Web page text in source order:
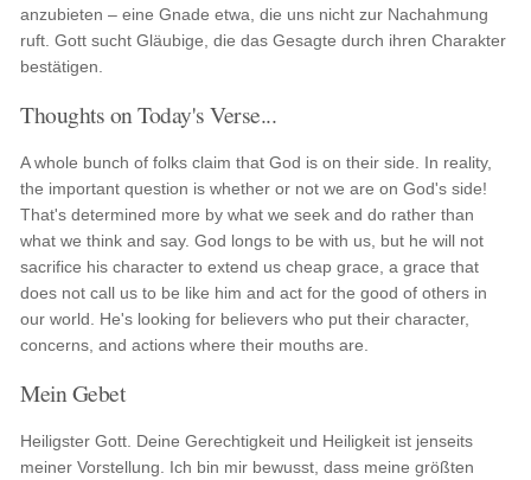
anzubieten – eine Gnade etwa, die uns nicht zur Nachahmung
ruft. Gott sucht Gläubige, die das Gesagte durch ihren Charakter
bestätigen.
Thoughts on Today's Verse...
A whole bunch of folks claim that God is on their side. In reality,
the important question is whether or not we are on God's side!
That's determined more by what we seek and do rather than
what we think and say. God longs to be with us, but he will not
sacrifice his character to extend us cheap grace, a grace that
does not call us to be like him and act for the good of others in
our world. He's looking for believers who put their character,
concerns, and actions where their mouths are.
Mein Gebet
Heiligster Gott. Deine Gerechtigkeit und Heiligkeit ist jenseits
meiner Vorstellung. Ich bin mir bewusst, dass meine größten